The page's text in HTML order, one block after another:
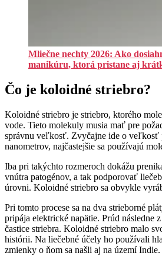
Mliečne nechty 2026: Ako
manikúru, ktorá pristane aj
Čo je koloidné striebro?
Koloidné striebro je striebro, ktorého
vode. Tieto molekuly musia mať pre
správnu veľkosť. Zvyčajne ide o veľkosť
nanometrov, najčastejšie sa používajú
Iba pri takýchto rozmeroch dokážu
vnútra patogénov, a tak podporovať
úrovni. Koloidné striebro sa obvykle
Pri tomto procese sa na dva strieborné
pripája elektrické napätie. Prúd následne
častice striebra. Koloidné striebro malo
histórii. Na liečebné účely ho používali
zmienky o ňom sa našli aj na území Indie.